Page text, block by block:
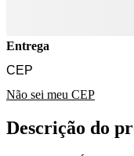
Entrega
Não sei meu CEP
Descrição do